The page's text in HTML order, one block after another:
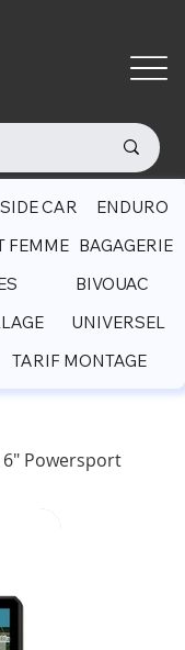
6" Powersport
SIDE CAR
ENDURO
FEMME BAGAGERIE
BIVOUAC
UNIVERSEL
TARIF MONTAGE